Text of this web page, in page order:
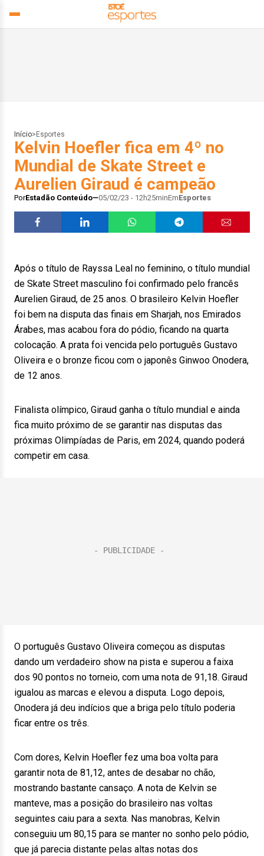
Início> Esportes
Kelvin Hoefler fica em 4º no
Mundial de Skate Street e
Aurelien Giraud é campeão
PorEstadão Conteúdo 05/02/23 - 12h25minEmEsportes
Após o título de Rayssa Leal no feminino, o título mundial
de Skate Street masculino foi confirmado pelo francês
Aurelien Giraud, de 25 anos. O brasileiro Kelvin Hoefler
foi bem na disputa das finais em Sharjah, nos Emirados
Árabes, mas acabou fora do pódio, ficando na quarta
colocação. A prata foi vencida pelo português Gustavo
Oliveira e o bronze ficou com o japonês Ginwoo Onodera,
de 12 anos.
Finalista olímpico, Giraud ganha o título mundial e ainda
fica muito próximo de se garantir nas disputas das
próximas Olimpíadas de Paris, em 2024, quando poderá
competir em casa.
O português Gustavo Oliveira começou as disputas
dando um verdadeiro show na pista e superou a faixa
dos 90 pontos no torneio, com uma nota de 91,18. Giraud
igualou as marcas e elevou a disputa. Logo depois,
Onodera já deu indícios que a briga pelo título poderia
ficar entre os três.
Com dores, Kelvin Hoefler fez uma boa volta para
garantir nota de 81,12, antes de desabar no chão,
mostrando bastante cansaço. A nota de Kelvin se
manteve, mas a posição do brasileiro nas voltas
seguintes caiu para a sexta. Nas manobras, Kelvin
conseguiu um 80,15 para se manter no sonho pelo pódio,
que já parecia distante pelas altas notas dos